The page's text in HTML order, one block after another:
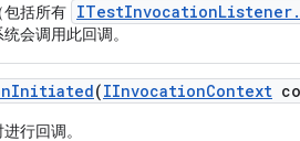
包括所有
会调用此回调。
Initiated(IInvocationContext
行回调。